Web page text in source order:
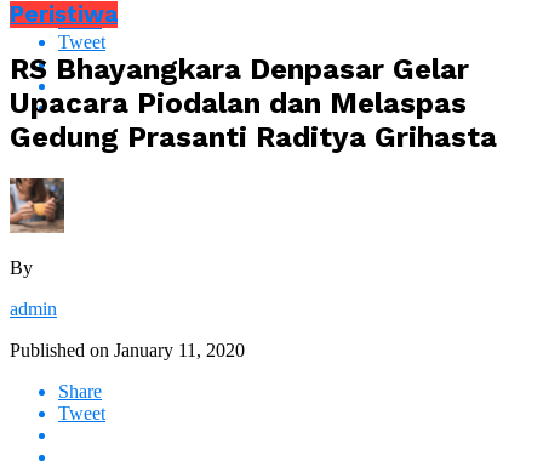
Share
Tweet
Peristiwa
RS Bhayangkara Denpasar Gelar
Upacara Piodalan dan Melaspas
Gedung Prasanti Raditya Grihasta
By
admin
Published on January 11, 2020
Share
Tweet